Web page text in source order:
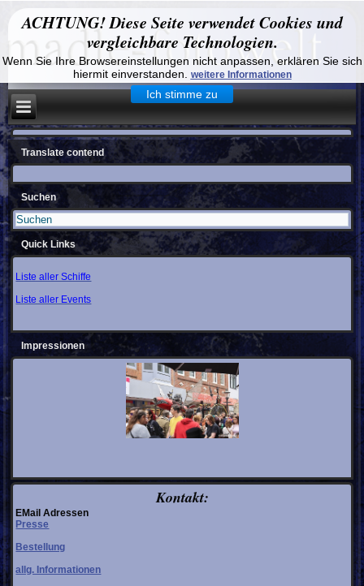
ACHTUNG! Diese Seite verwendet Cookies und
vergleichbare Technologien.
Wenn Sie Ihre Browsereinstellungen nicht anpassen, erklären Sie sich
hiermit einverstanden.
weitere Informationen
Ich stimme zu
Translate contend
Suchen
Quick Links
Liste aller Schiffe
Liste aller Events
Impressionen
Kontakt:
EMail Adressen
Presse
Bestellung
allg. Informationen